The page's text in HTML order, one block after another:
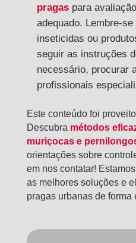
pragaspara
adequado. Lembre-
inseticidas ou
seguir as instruções
necessário, procurar
profissionais
Este conteúdo foi
Descubra métodos
muriçocas e
orientações sobre
em nos contatar!
as melhores soluções e
pragas urbanas de forma